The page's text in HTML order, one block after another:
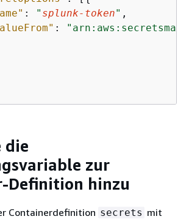
: " splunk-token" ,
:
die
zur
Definition hinzu
Containerdefinition secrets mit